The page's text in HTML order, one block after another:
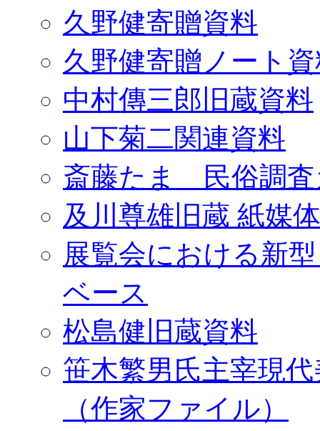
久野健寄贈資料
久野健寄贈ノート
中村傳三郎旧蔵資料
山下菊二関連資料
斎藤たま 民俗調査
及川尊雄旧蔵 紙媒
展覧会における新
ベース
松島健旧蔵資料
笹木繁男氏主宰現
（作家ファイル）